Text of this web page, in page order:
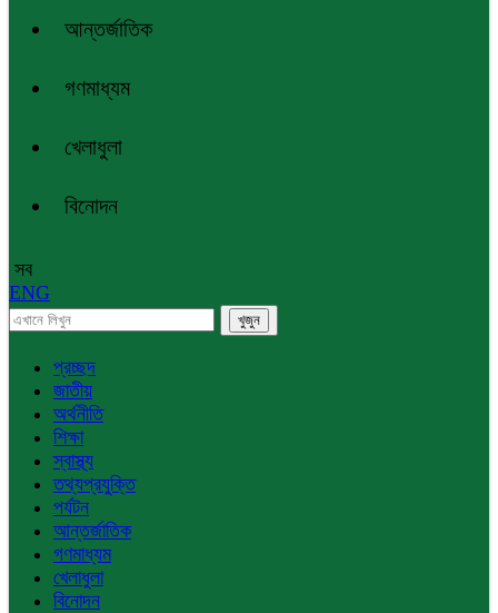
আন্তর্জাতিক
গণমাধ্যম
খেলাধুলা
বিনোদন
সব
ENG
প্রচ্ছদ
জাতীয়
অর্থনীতি
শিক্ষা
স্বাস্থ্য
তথ্যপ্রযুক্তি
পর্যটন
আন্তর্জাতিক
গণমাধ্যম
খেলাধুলা
বিনোদন